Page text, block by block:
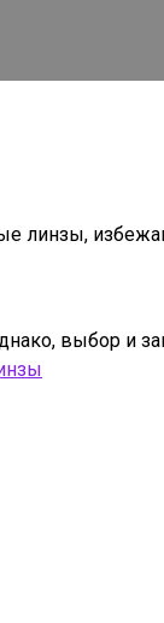
линзы,
выбор и